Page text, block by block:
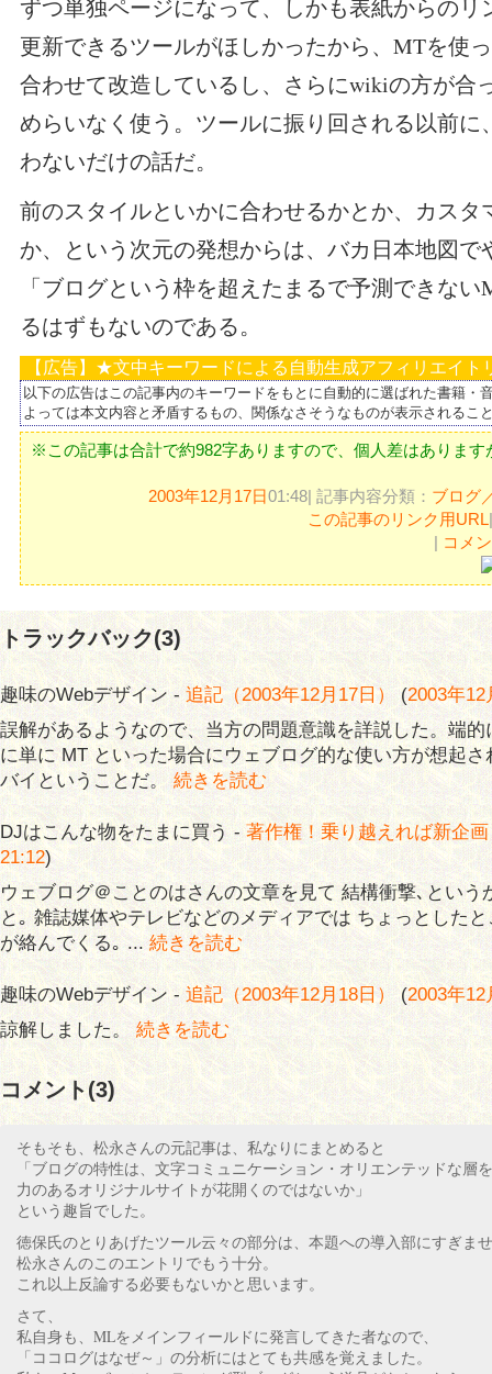
ずつ単独ページになって、しかも表紙からのリ
更新できるツールがほしかったから、MTを使
合わせて改造しているし、さらにwikiの方が合
めらいなく使う。ツールに振り回される以前に
わないだけの話だ。
前のスタイルといかに合わせるかとか、カスタ
か、という次元の発想からは、バカ日本地図で
「ブログという枠を超えたまるで予測できな
るはずもないのである。
【広告】★文中キーワードによる自動生成アフィリエイト
以下の広告はこの記事内のキーワードをもとに自動的に選ばれた書籍・
よっては本文内容と矛盾するもの、関係なさそうなものが表示されるこ
※この記事は合計で約982字ありますので、個人差はあります
2003年12月17日01:48| 記事内容分類： ブログ
この記事のリンク用URL
| コメ
トラックバック(3)
趣味のWebデザイン - 追記（2003年12月17日） (2003年12
誤解があるようなので、当方の問題意識を詳説した。端
に単に MT といった場合にウェブログ的な使い方が想起
バイということだ。 続きを読む
DJはこんな物をたまに買う - 著作権！乗り越えれば新企
21:12)
ウェブログ＠ことのはさんの文章を見て 結構衝撃､という
と｡ 雑誌媒体やテレビなどのメディアでは ちょっとした
が絡んでくる｡ ... 続きを読む
趣味のWebデザイン - 追記（2003年12月18日） (2003年12
諒解しました。続きを読む
コメント(3)
そもそも、松永さんの元記事は、私なりにまとめると
「ブログの特性は、文字コミュニケーション・オリエンテッドな層
力のあるオリジナルサイトが花開くのではないか」
という趣旨でした。
徳保氏のとりあげたツール云々の部分は、本題への導入部にすぎま
松永さんのこのエントリでもう十分。
これ以上反論する必要もないかと思います。
さて、
私自身も、MLをメインフィールドに発言してきた者なので、
「ココログはなぜ～」の分析にはとても共感を覚えました。